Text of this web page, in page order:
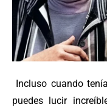
Incluso cuando
puedes lucir